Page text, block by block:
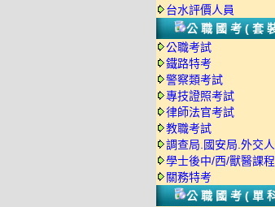
台水評價人員
公職國考(套
公職考試
鐵路特考
警察類考試
專技證照考試
律師法官考試
教職考試
調查局.國安局.外交
學士後中/西/獸醫課程
關務特考
公職國考(單